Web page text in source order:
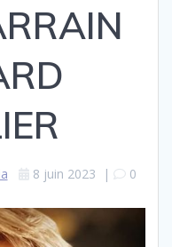
8 juin 2023 | 0